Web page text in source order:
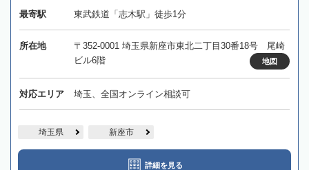
最寄駅 東武鉄道「志木駅」徒歩1分
所在地
〒352-0001 埼玉県新座市東北二丁目30番18号 尾崎
ビル6階
地図
対応エリア 埼玉、全国オンライン相談可
埼玉県 新座市
詳細を見る